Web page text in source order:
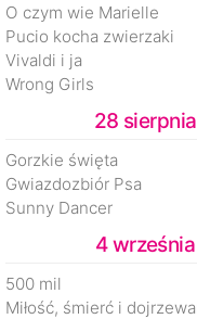
O czym wie Marielle
Pucio kocha zwierzaki
Vivaldi i ja
Wrong Girls
28 sierpnia
Gorzkie święta
Gwiazdozbiór Psa
Sunny Dancer
4 września
500 mil